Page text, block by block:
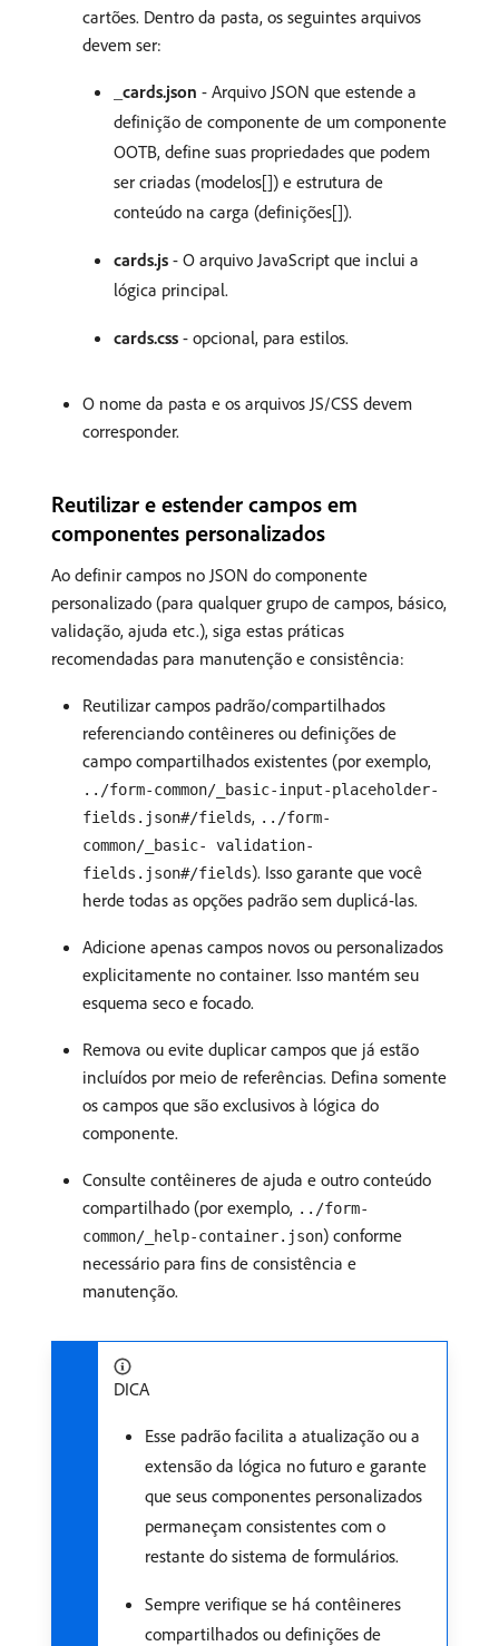
cartões. Dentro da pasta, os seguintes arquivos
devem ser:
_cards.json - Arquivo JSON que estende a
definição de componente de um componente
OOTB, define suas propriedades que podem
ser criadas (modelos[]) e estrutura de
conteúdo na carga (definições[]).
cards.js - O arquivo JavaScript que inclui a
lógica principal.
cards.css - opcional, para estilos.
O nome da pasta e os arquivos JS/CSS devem
corresponder.
Reutilizar e estender campos em
componentes personalizados
Ao definir campos no JSON do componente
personalizado (para qualquer grupo de campos, básico,
validação, ajuda etc.), siga estas práticas
recomendadas para manutenção e consistência:
Reutilizar campos padrão/compartilhados
referenciando contêineres ou definições de
campo compartilhados existentes (por exemplo,
../form-common/_basic-input-placeholder-
fields.json#/fields, ../form-
common/_basic- validation-
fields.json#/fields). Isso garante que você
herde todas as opções padrão sem duplicá-las.
Adicione apenas campos novos ou personalizados
explicitamente no container. Isso mantém seu
esquema seco e focado.
Remova ou evite duplicar campos que já estão
incluídos por meio de referências. Defina somente
os campos que são exclusivos à lógica do
componente.
Consulte contêineres de ajuda e outro conteúdo
compartilhado (por exemplo, ../form-
common/_help-container.json) conforme
necessário para fins de consistência e
manutenção.
DICA
Esse padrão facilita a atualização ou a
extensão da lógica no futuro e garante
que seus componentes personalizados
permaneçam consistentes com o
restante do sistema de formulários.
Sempre verifique se há contêineres
compartilhados ou definições de